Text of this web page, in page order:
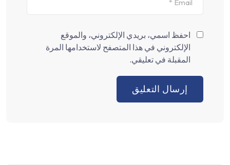
احفظ اسمي، بريدي الإلكتروني، والموقع
الإلكتروني في هذا المتصفح لاستخدامها المرة
المقبلة في تعليقي.